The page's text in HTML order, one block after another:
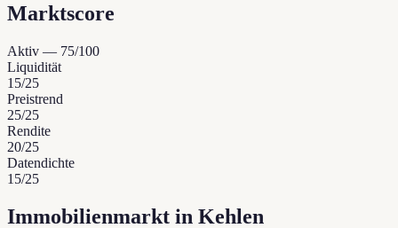
Marktscore
Aktiv — 75/100
Liquidität
15/25
Preistrend
25/25
Rendite
20/25
Datendichte
15/25
Immobilienmarkt in Kehlen